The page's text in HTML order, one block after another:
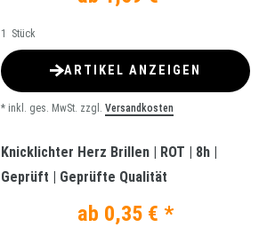
1 Stück
ARTIKEL ANZEIGEN
* inkl. ges. MwSt. zzgl. Versandkosten
Knicklichter Herz Brillen | ROT | 8h |
Geprüft | Geprüfte Qualität
ab 0,35 € *